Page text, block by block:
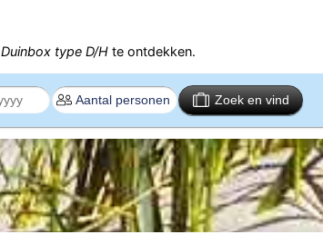
Duinbox type D/Hte ontdekken.
Zoek en vind